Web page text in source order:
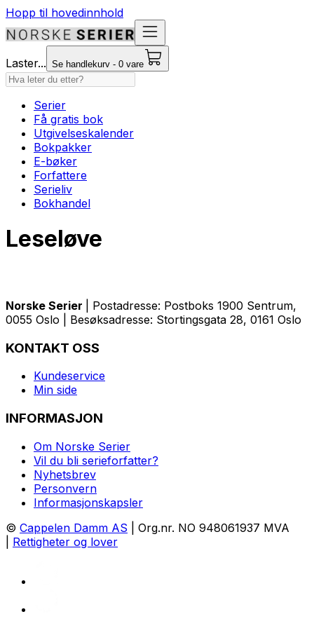
Hopp til hovedinnhold
Laster... Se handlekurv - 0 vare
Serier
Få gratis bok
Utgivelseskalender
Bokpakker
E-bøker
Forfattere
Serieliv
Bokhandel
Leseløve
Norske Serier
| Postadresse: Postboks 1900 Sentrum,
0055 Oslo | Besøksadresse: Stortingsgata 28, 0161 Oslo
KONTAKT OSS
Kundeservice
Min side
INFORMASJON
Om Norske Serier
Vil du bli serieforfatter?
Nyhetsbrev
Personvern
Informasjonskapsler
© Cappelen Damm AS | Org.nr. NO 948061937 MVA
Rettigheter og lover